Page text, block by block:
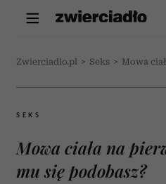
Zwierciadlo.pl > Seks > Mowa
SEKS
Mowa ciała na
mu się podobasz?